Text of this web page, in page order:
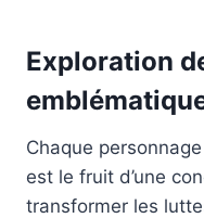
Exploration
Chaque
est le fruit d’une
transformer les